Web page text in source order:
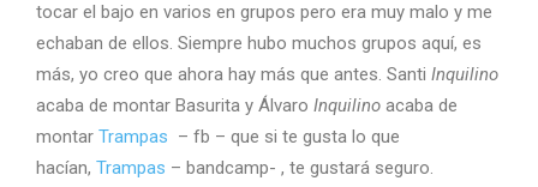
tocar el bajo en varios en grupos pero era muy malo y me
echaban de ellos. Siempre hubo muchos grupos aquí, es
más, yo creo que ahora hay más que antes. Santi Inquilino
acaba de montar Basurita y Álvaro Inquilino acaba de
montar Trampas – fb – que si te gusta lo que
hacían, Trampas – bandcamp- , te gustará seguro.